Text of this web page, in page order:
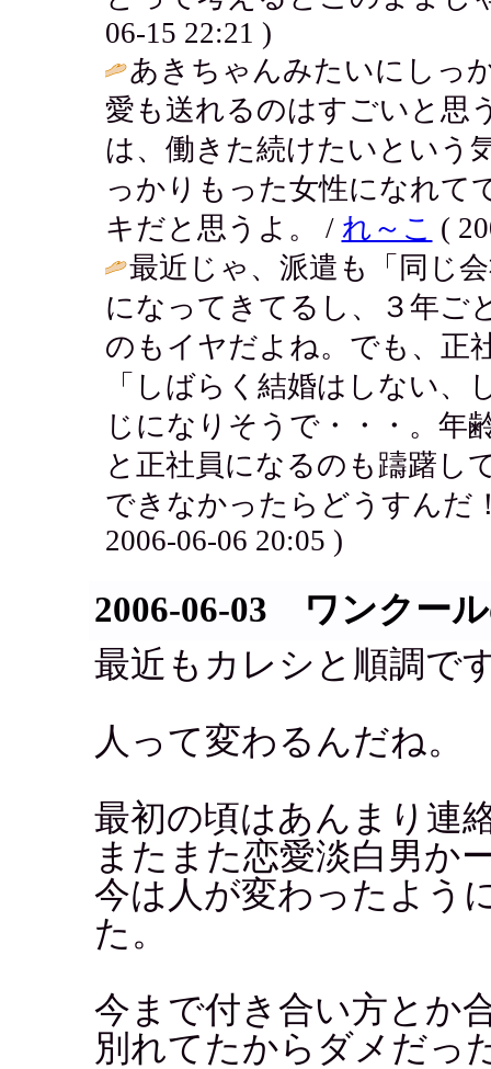
06-15 22:21 )
あきちゃんみたいにしっ
愛も送れるのはすごいと思
は、働きた続けたいという
っかりもった女性になれて
キだと思うよ。 / れ～こ (
最近じゃ、派遣も「同じ
になってきてるし、３年ご
のもイヤだよね。でも、正
「しばらく結婚はしない
じになりそうで・・・。年
と正社員になるのも躊躇し
できなかったらどうすんだ
2006-06-06 20:05 )
2006-06-03 ワンクー
最近もカレシと順調で
人って変わるんだね。
最初の頃はあんまり連
またまた恋愛淡白男か
今は人が変わったよう
た。
今まで付き合い方とか
別れてたからダメだっ